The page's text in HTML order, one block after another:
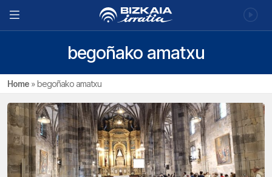
begoñako amatxu
Home »begoñako amatxu